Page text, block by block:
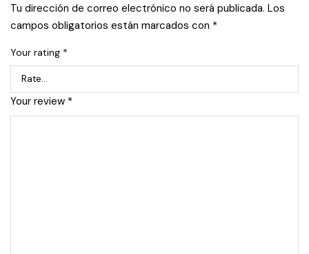
Tu dirección de correo electrónico no será publicada. Los
campos obligatorios están marcados con *
Your rating *
Your review *